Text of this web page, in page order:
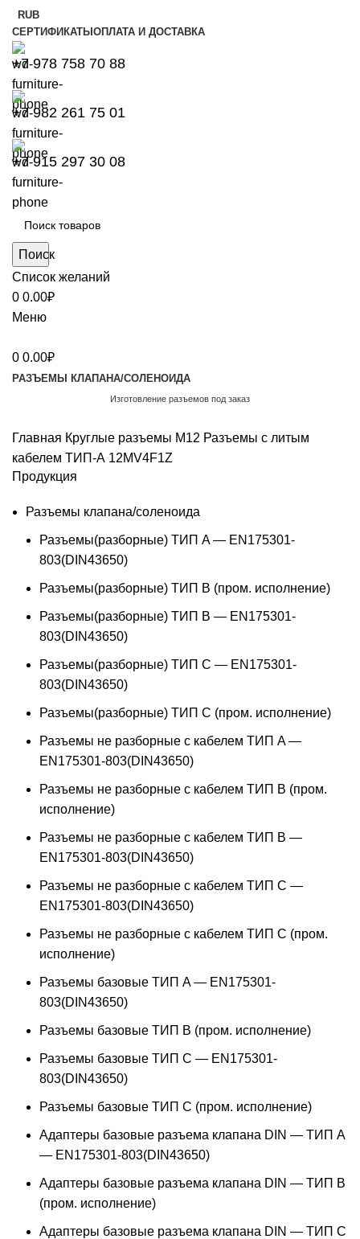
RUB
СЕРТИФИКАТЫОПЛАТА И ДОСТАВКА
+7 978 758 70 88
+7 982 261 75 01
+7 915 297 30 08
Поиск
Список желаний
0 0.00₽
Меню
0 0.00₽
РАЗЪЕМЫ КЛАПАНА/СОЛЕНОИДА
Изготовление разъемов под заказ
Главная Круглые разъемы M12 Разъемы с литым
кабелем ТИП-А 12MV4F1Z
Продукция
Разъемы клапана/соленоида
Разъемы(разборные) ТИП A — EN175301-
803(DIN43650)
Разъемы(разборные) ТИП В (пром. исполнение)
Разъемы(разборные) ТИП B — EN175301-
803(DIN43650)
Разъемы(разборные) ТИП C — EN175301-
803(DIN43650)
Разъемы(разборные) ТИП С (пром. исполнение)
Разъемы не разборные с кабелем ТИП A —
EN175301-803(DIN43650)
Разъемы не разборные с кабелем ТИП B (пром.
исполнение)
Разъемы не разборные с кабелем ТИП B —
EN175301-803(DIN43650)
Разъемы не разборные с кабелем ТИП C —
EN175301-803(DIN43650)
Разъемы не разборные с кабелем ТИП C (пром.
исполнение)
Разъемы базовые ТИП A — EN175301-
803(DIN43650)
Разъемы базовые ТИП В (пром. исполнение)
Разъемы базовые ТИП C — EN175301-
803(DIN43650)
Разъемы базовые ТИП C (пром. исполнение)
Адаптеры базовые разъема клапана DIN — ТИП A
— EN175301-803(DIN43650)
Адаптеры базовые разъема клапана DIN — ТИП B
(пром. исполнение)
Адаптеры базовые разъема клапана DIN — ТИП C